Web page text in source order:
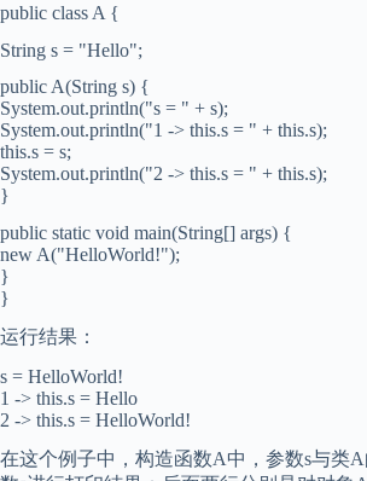
public class A {
String s = "Hello";
public A(String s) {
System.out.println("s = " + s);
System.out.println("1 -> this.s = " + this.s);
this.s = s;
System.out.println("2 -> this.s = " + this.s);
}
public static void main(String[] args) {
new A("HelloWorld!");
}
}
运行结果：
s = HelloWorld!
1 -> this.s = Hello
2 -> this.s = HelloWorld!
在这个例子中，构造函数A中，参数s与类